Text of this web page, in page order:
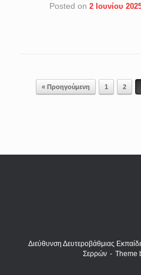
Posted on 2 Ιουνίου
Post navigation
« Προηγούμενη 1 2
Διεύθυνση Δευτεροβάθμιας
Σερρών
Theme